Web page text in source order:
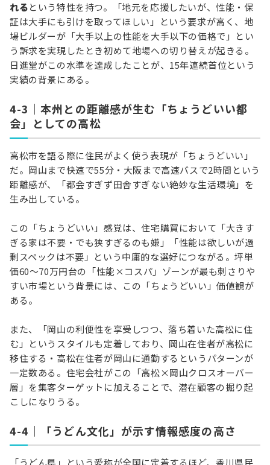
れるという特性を持つ。「地元を応援したいが、性能・保
証は大手にも引けを取ってほしい」という要求が高く、地
場ビルダーが「大手以上の性能を大手以下の価格で」とい
う訴求を実現したとき初めて地場への切り替えが起きる。
日進堂がこの水準を達成したことが、15年連続首位という
実績の背景にある。
4-3｜本州との距離感が生む「ちょうどいい都
会」としての高松
高松市を語る際に住民がよく使う表現が「ちょうどいい」
だ。岡山まで快速で55分・大阪まで高速バスで2時間という
距離感が、「都会すぎず田舎すぎない絶妙な生活環境」を
生み出している。
この「ちょうどいい」感覚は、住宅購買において「大きす
ぎる家は不要・でも狭すぎるのも嫌」「性能は欲しいが過
剰スペックは不要」という中庸的な選好につながる。坪単
価60〜70万円台の「性能×コスパ」ゾーンが最も刺さりや
すい市場という背景には、この「ちょうどいい」価値観が
ある。
また、「岡山の利便性を享受しつつ、落ち着いた高松に住
む」というスタイルも定着しており、岡山在住者が高松に
移住する・高松在住者が岡山に通勤するというパターンが
一定数ある。住宅会社がこの「高松×岡山クロスオーバー
層」を集客ターゲットに加えることで、潜在顧客の掘り起
こしになりうる。
4-4｜「うどん文化」が示す情報感度の高さ
「うどん県」という愛称が全国に定着するほど、香川県民